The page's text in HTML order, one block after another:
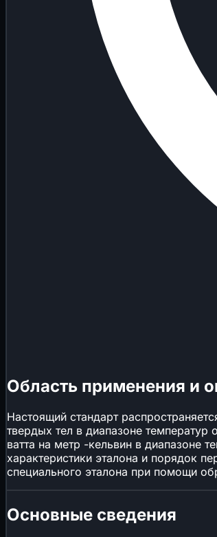
Область применения и
Настоящий стандарт
твердых тел в диапазоне температур
ватта на метр -кельвин в диапазоне
характеристики эталона и порядок
специального эталона при помощи
Основные сведения